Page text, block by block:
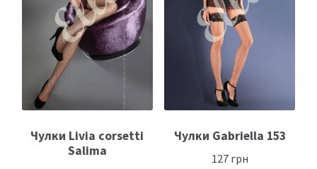
Чулки Livia corsetti
Salima
Чулки Gabriella 153
127грн